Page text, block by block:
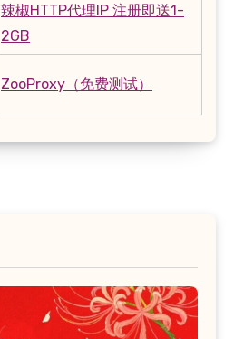
辣椒HTTP代理IP 注册即送1-
2GB
ZooProxy（免费测试）